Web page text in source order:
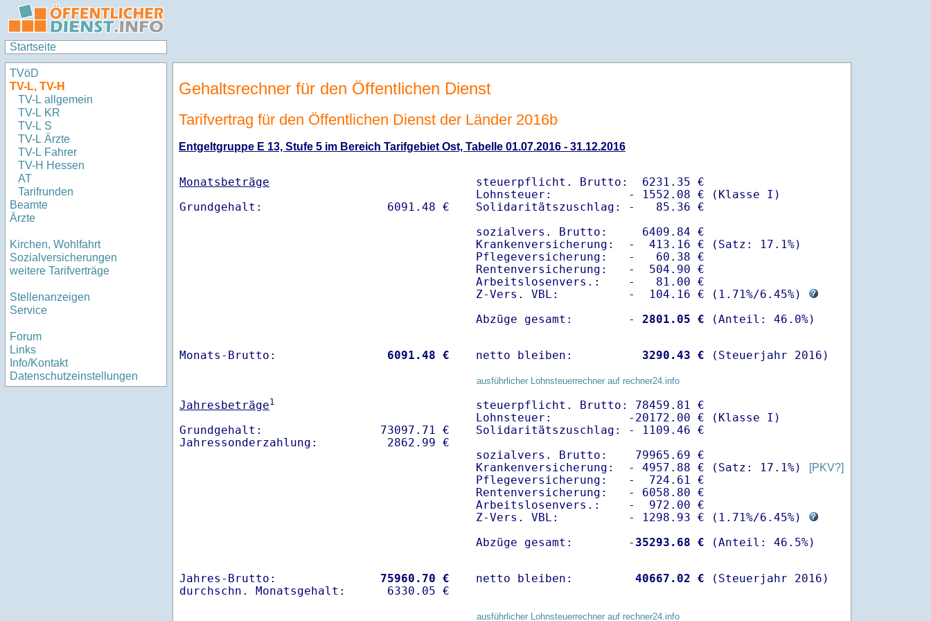
Startseite
TVöD
TV-L, TV-H
TV-L allgemein
TV-L KR
TV-L S
TV-L Ärzte
TV-L Fahrer
TV-H Hessen
AT
Tarifrunden
Beamte
Ärzte
Kirchen, Wohlfahrt
Sozialversicherungen
weitere Tarifverträge
Stellenanzeigen
Service
Forum
Links
Info/Kontakt
Datenschutzeinstellungen
Gehaltsrechner für den Öffentlichen Dienst
Tarifvertrag für den Öffentlichen Dienst der Länder 2016b
Entgeltgruppe E 13, Stufe 5 im Bereich Tarifgebiet Ost, Tabelle 01.07.2016 - 31.12.2016
Monatsbeträge
steuerpflicht. Brutto:  6231.35 €
Lohnsteuer:           - 1552.08 € (Klasse I)
Solidaritätszuschlag: -   85.36 €
sozialvers. Brutto:     6409.84 €
Krankenversicherung:  -  413.16 € (Satz: 17.1%)
Pflegeversicherung:   -   60.38 €
Rentenversicherung:   -  504.90 €
Arbeitslosenvers.:    -   81.00 €
Z-Vers. VBL:          -  104.16 € ( 1.71%/6.45%)
Abzüge gesamt:        -
2801.05 €
Monats-Brutto: 6091.48 € netto bleiben: 3290.43 € (Steuerjahr 2016)
ausführlicher Lohnsteuerrechner auf rechner24.info
Jahresbeträge1
Grundgehalt:                 73097.71 €
steuerpflicht. Brutto: 78459.81 €
Lohnsteuer:           -20172.00 € (Klasse I)
Solidaritätszuschlag: - 1109.46 €
sozialvers. Brutto:    79965.69 €
Krankenversicherung:  - 4957.88 € (Satz: 17.1%)
[PKV?]
Pflegeversicherung:   -  724.61 €
Rentenversicherung:   - 6058.80 €
Arbeitslosenvers.:    -  972.00 €
Z-Vers. VBL:          - 1298.93 € ( 1.71%/6.45%)
Abzüge gesamt:        - 35293.68 €
Jahres-Brutto: 75960.70 €
netto bleiben: 40667.02 € (Steuerjahr 2016)
ausführlicher Lohnsteuerrechner auf rechner24.info